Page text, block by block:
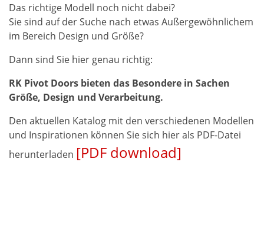
Das richtige Modell noch nicht dabei?
Sie sind auf der Suche nach etwas Außergewöhnlichem
im Bereich Design und Größe?
Dann sind Sie hier genau richtig:
RK Pivot Doors bieten das Besondere in Sachen
Größe, Design und Verarbeitung.
Den aktuellen Katalog mit den verschiedenen Modellen
und Inspirationen können Sie sich hier als PDF-Datei
herunterladen [PDF download]